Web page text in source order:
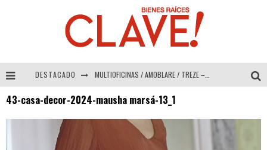
DESTACADO MULTIOFICINAS / AMOBLARE / TREZE – Especial Interiorismo & Decoración 2026
COLINEAL – Especial Interiorismo & Decoración 2026
43-casa-decor-2024-mausha marsá-13_1